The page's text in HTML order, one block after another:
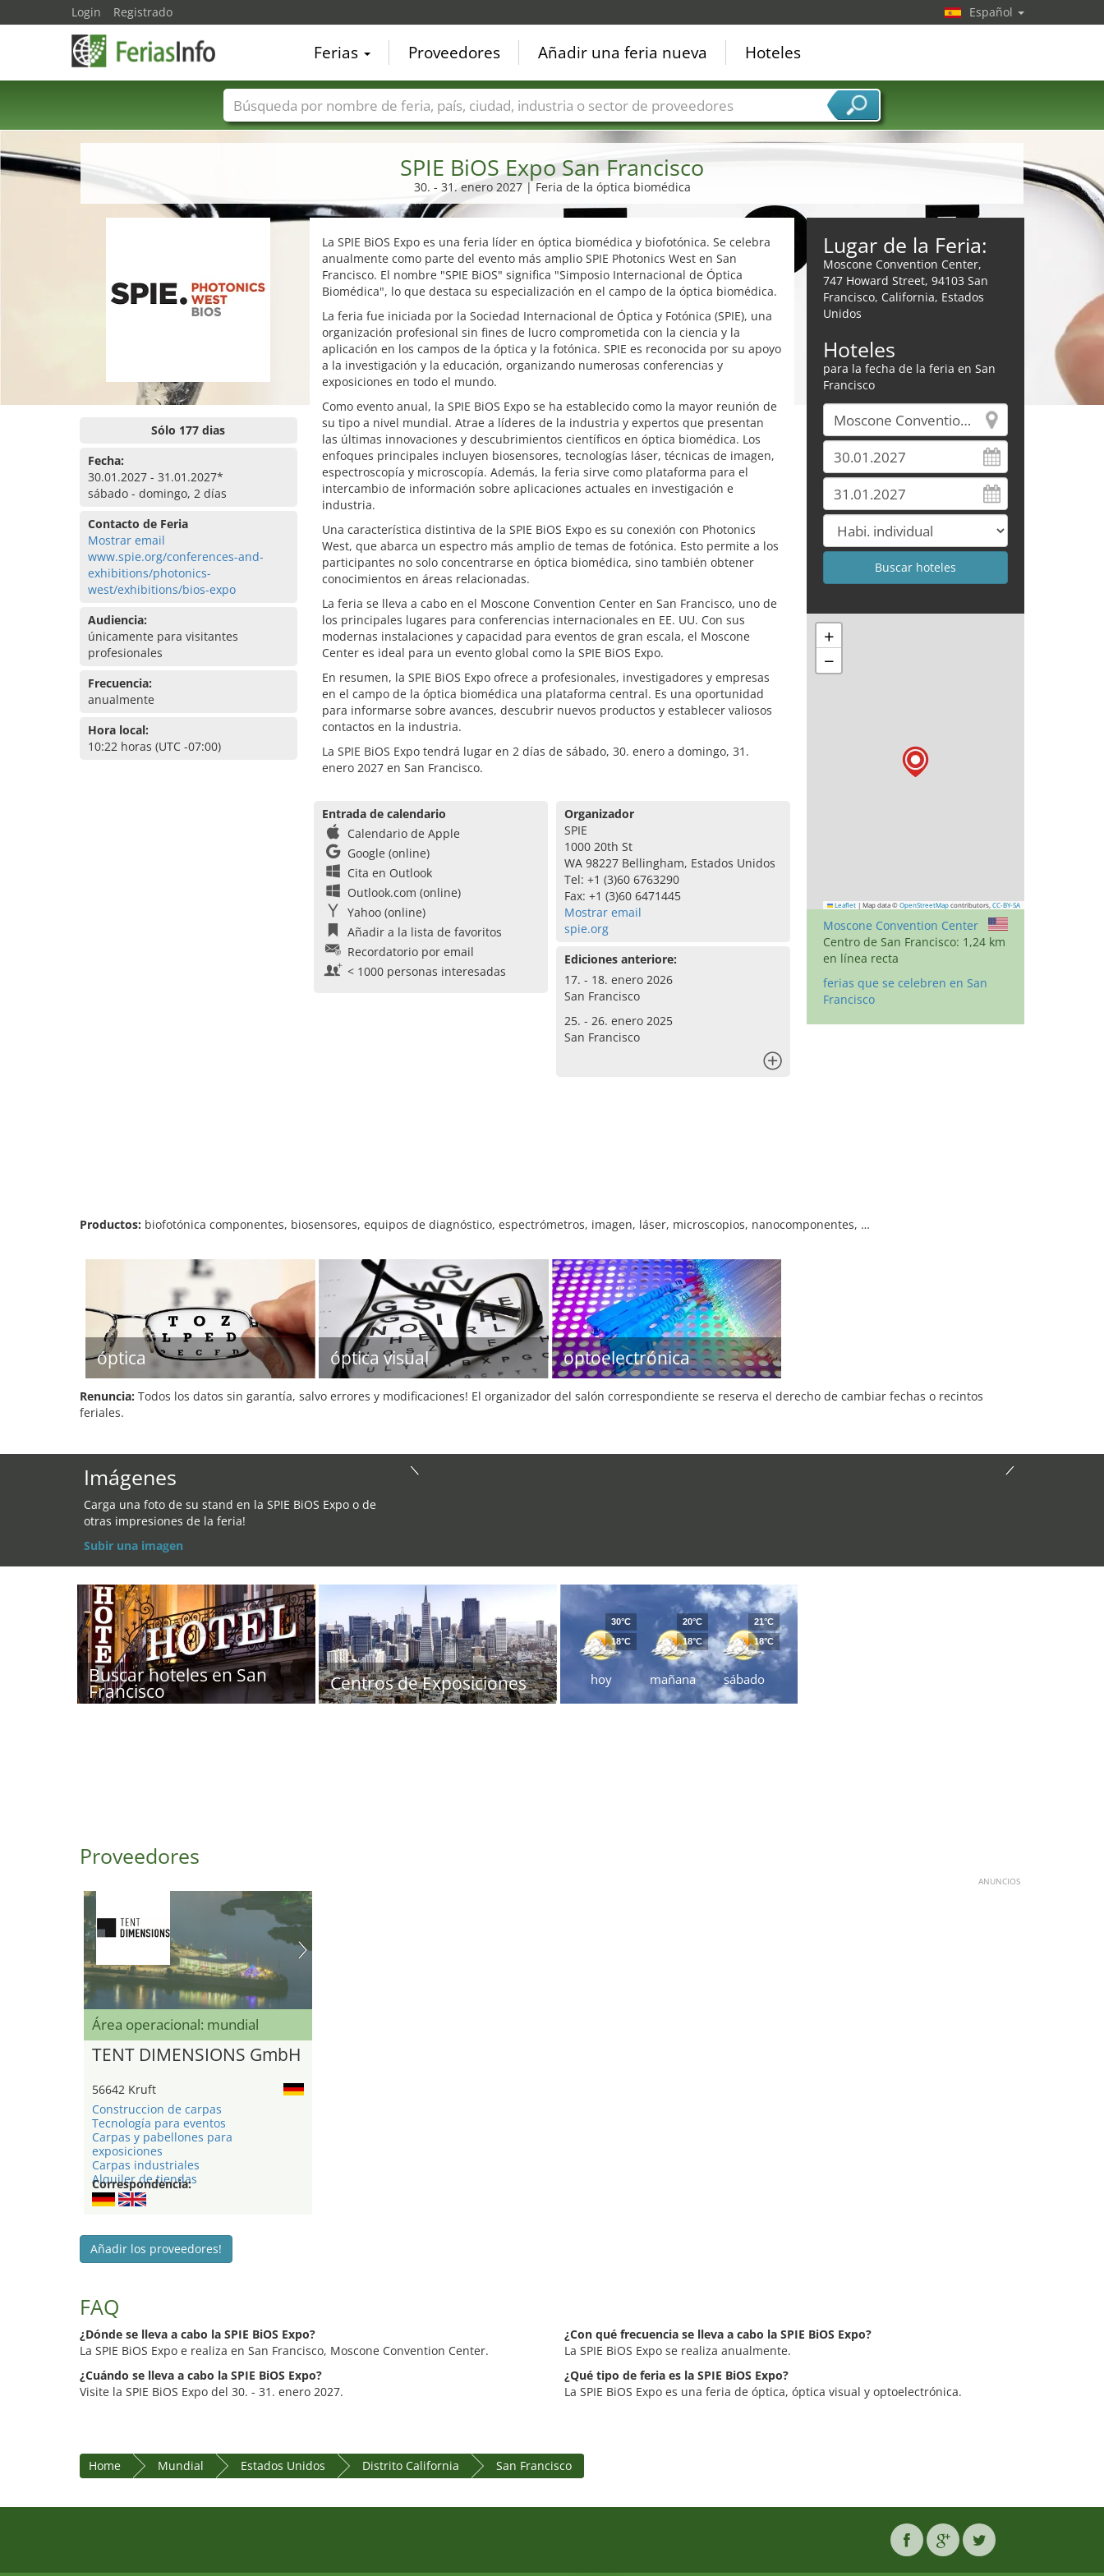
SPIE BiOS Expo San Francisco
30. - 31. enero 2027 | Feria de la óptica biomédica
Sólo 177 dias
Fecha:
30.01.2027 - 31.01.2027*
sábado - domingo, 2 días
Contacto de Feria
Mostrar email
www.spie.org/conferences-and-
exhibitions/photonics-
west/exhibitions/bios-expo
Audiencia:
únicamente para visitantes
profesionales
Frecuencia:
anualmente
Hora local:
10:22 horas (UTC -07:00)
La SPIE BiOS Expo es una feria líder en óptica biomédica y biofotónica. Se celebra
anualmente como parte del evento más amplio SPIE Photonics West en San
Francisco. El nombre "SPIE BiOS" significa "Simposio Internacional de Óptica
Biomédica", lo que destaca su especialización en el campo de la óptica biomédica.
La feria fue iniciada por la Sociedad Internacional de Óptica y Fotónica (SPIE), una
organización profesional sin fines de lucro comprometida con la ciencia y la
aplicación en los campos de la óptica y la fotónica. SPIE es reconocida por su apoyo
a la investigación y la educación, organizando numerosas conferencias y
exposiciones en todo el mundo.
Como evento anual, la SPIE BiOS Expo se ha establecido como la mayor reunión de
su tipo a nivel mundial. Atrae a líderes de la industria y expertos que presentan
las últimas innovaciones y descubrimientos científicos en óptica biomédica. Los
enfoques principales incluyen biosensores, tecnologías láser, técnicas de imagen,
espectroscopía y microscopía. Además, la feria sirve como plataforma para el
intercambio de información sobre aplicaciones actuales en investigación e
industria.
Una característica distintiva de la SPIE BiOS Expo es su conexión con Photonics
West, que abarca un espectro más amplio de temas de fotónica. Esto permite a los
participantes no solo concentrarse en óptica biomédica, sino también obtener
conocimientos en áreas relacionadas.
La feria se lleva a cabo en el Moscone Convention Center en San Francisco, uno de
los principales lugares para conferencias internacionales en EE. UU. Con sus
modernas instalaciones y capacidad para eventos de gran escala, el Moscone
Center es ideal para un evento global como la SPIE BiOS Expo.
En resumen, la SPIE BiOS Expo ofrece a profesionales, investigadores y empresas
en el campo de la óptica biomédica una plataforma central. Es una oportunidad
para informarse sobre avances, descubrir nuevos productos y establecer valiosos
contactos en la industria.
La SPIE BiOS Expo tendrá lugar en 2 días de sábado, 30. enero a domingo, 31.
enero 2027 en San Francisco.
Entrada de calendario
Calendario de Apple
Google (online)
Cita en Outlook
Outlook.com (online)
Yahoo (online)
Añadir a la lista de favoritos
Recordatorio por email
< 1000 personas interesadas
Organizador
SPIE
1000 20th St
WA 98227 Bellingham, Estados Unidos
Tel: +1 (3)60 6763290
Fax: +1 (3)60 6471445
Mostrar email
spie.org
Ediciones anteriore:
17. - 18. enero 2026
San Francisco
25. - 26. enero 2025
San Francisco
Lugar de la Feria:
Moscone Convention Center,
747 Howard Street, 94103 San
Francisco, California, Estados
Unidos
Hoteles
para la fecha de la feria en San
Francisco
+
−
Leaflet | Map data © OpenStreetMap contributors, CC-BY-SA
Moscone Convention Center
Centro de San Francisco: 1,24 km
en línea recta
ferias que se celebren en San
Francisco
Productos: biofotónica componentes, biosensores, equipos de diagnóstico, espectrómetros, imagen, láser, microscopios, nanocomponentes, …
óptica óptica visual optoelectrónica
Renuncia: Todos los datos sin garantía, salvo errores y modificaciones! El organizador del salón correspondiente se reserva el derecho de cambiar fechas o recintos
feriales.
Imágenes
Carga una foto de su stand en la SPIE BiOS Expo o de
otras impresiones de la feria!
Subir una imagen
Buscar hoteles en San
Francisco Centros de Exposiciones hoy
30°C
18°C
mañana
20°C
18°C
sábado
21°C
18°C
Proveedores
ANUNCIOS
Área operacional: mundial
TENT DIMENSIONS GmbH
56642 Kruft
Construccion de carpas
Tecnología para eventos
Carpas y pabellones para
exposiciones
Carpas industriales
Alquiler de tiendas
Correspondencia:
Añadir los proveedores!
FAQ
¿Dónde se lleva a cabo la SPIE BiOS Expo?
La SPIE BiOS Expo e realiza en San Francisco, Moscone Convention Center.
¿Cuándo se lleva a cabo la SPIE BiOS Expo?
Visite la SPIE BiOS Expo del 30. - 31. enero 2027.
¿Con qué frecuencia se lleva a cabo la SPIE BiOS Expo?
La SPIE BiOS Expo se realiza anualmente.
¿Qué tipo de feria es la SPIE BiOS Expo?
La SPIE BiOS Expo es una feria de óptica, óptica visual y optoelectrónica.
Home Mundial Estados Unidos Distrito California San Francisco
Login Registrado Español
Ferias Proveedores Añadir una feria nueva Hoteles
Nombres de ferias Países Ciudades Sectores de ferias Sectores de proveedor de servicios